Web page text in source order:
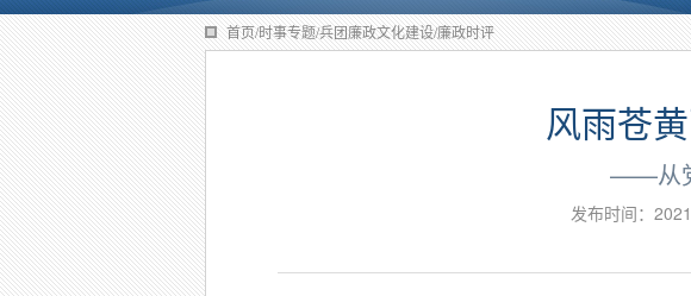
首页/时事专题/兵团廉政文化建设/廉政时评
风雨苍
——从
发布时间：